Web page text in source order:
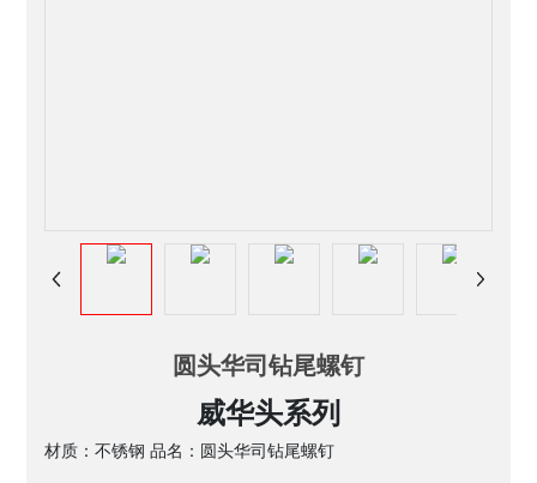
圆头华司钻尾螺钉
威华头系列
材质：不锈钢 品名：圆头华司钻尾螺钉